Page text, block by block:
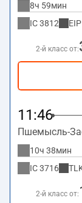
8ч 59мин
IC3812
2-й класс от:
11:46
Пшемысль-
10ч 38мин
IC3716
2-й класс от: